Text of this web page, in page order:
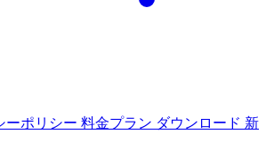
ーポリシー 料金プラン ダウンロード 新